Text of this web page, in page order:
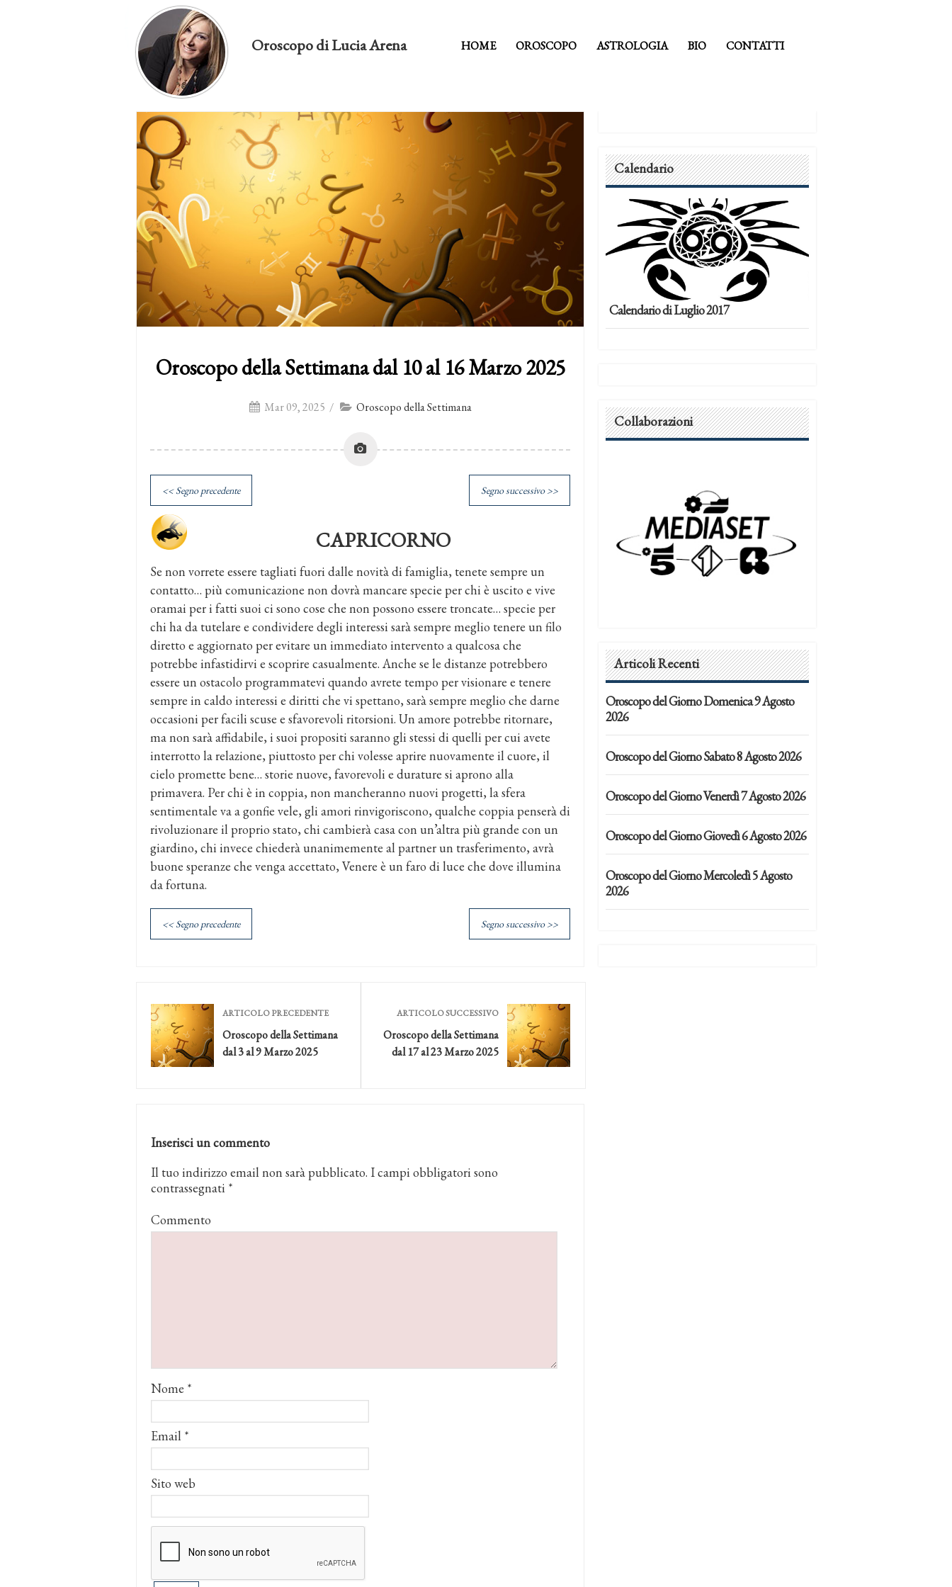
Oroscopo di Lucia Arena HOME OROSCOPO ASTROLOGIA BIO CONTATTI
Oroscopo della Settimana dal 10 al 16 Marzo 2025
Mar 09, 2025 / Oroscopo della Settimana
<< Segno precedente Segno successivo >>
CAPRICORNO
Se non vorrete essere tagliati fuori dalle novità di famiglia, tenete sempre un
contatto… più comunicazione non dovrà mancare specie per chi è uscito e vive
oramai per i fatti suoi ci sono cose che non possono essere troncate… specie per
chi ha da tutelare e condividere degli interessi sarà sempre meglio tenere un filo
diretto e aggiornato per evitare un immediato intervento a qualcosa che
potrebbe infastidirvi e scoprire casualmente. Anche se le distanze potrebbero
essere un ostacolo programmatevi quando avrete tempo per visionare e tenere
sempre in caldo interessi e diritti che vi spettano, sarà sempre meglio che darne
occasioni per facili scuse e sfavorevoli ritorsioni. Un amore potrebbe ritornare,
ma non sarà affidabile, i suoi propositi saranno gli stessi di quelli per cui avete
interrotto la relazione, piuttosto per chi volesse aprire nuovamente il cuore, il
cielo promette bene… storie nuove, favorevoli e durature si aprono alla
primavera. Per chi è in coppia, non mancheranno nuovi progetti, la sfera
sentimentale va a gonfie vele, gli amori rinvigoriscono, qualche coppia penserà di
rivoluzionare il proprio stato, chi cambierà casa con un’altra più grande con un
giardino, chi invece chiederà unanimemente al partner un trasferimento, avrà
buone speranze che venga accettato, Venere è un faro di luce che dove illumina
da fortuna.
<< Segno precedente Segno successivo >>
ARTICOLO PRECEDENTE
Oroscopo della Settimana
dal 3 al 9 Marzo 2025
ARTICOLO SUCCESSIVO
Oroscopo della Settimana
dal 17 al 23 Marzo 2025
Inserisci un commento
Il tuo indirizzo email non sarà pubblicato. I campi obbligatori sono
contrassegnati *
Commento
Nome *
Email *
Sito web
Calendario
Calendario di Luglio 2017
Collaborazioni
Articoli Recenti
Oroscopo del Giorno Domenica 9 Agosto
2026
Oroscopo del Giorno Sabato 8 Agosto 2026
Oroscopo del Giorno Venerdì 7 Agosto 2026
Oroscopo del Giorno Giovedì 6 Agosto 2026
Oroscopo del Giorno Mercoledì 5 Agosto
2026